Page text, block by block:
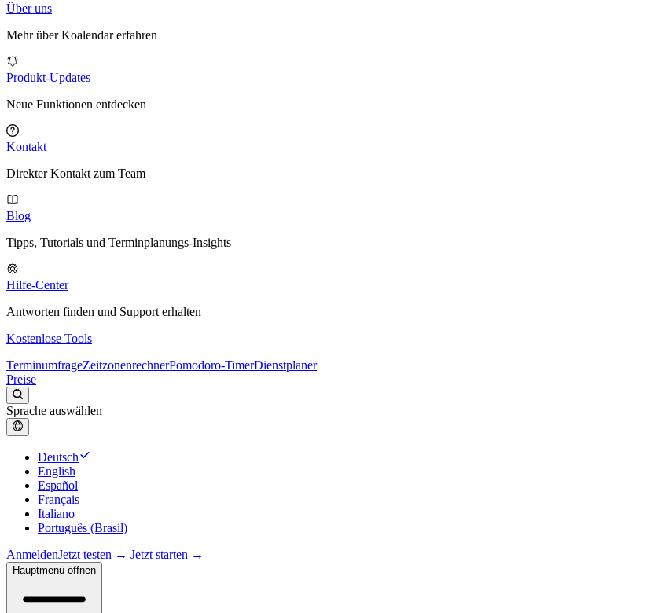
Über uns
Mehr über Koalendar erfahren
Produkt-Updates
Neue Funktionen entdecken
Kontakt
Direkter Kontakt zum Team
Blog
Tipps, Tutorials und Terminplanungs-Insights
Hilfe-Center
Antworten finden und Support erhalten
Kostenlose Tools
TerminumfrageZeitzonenrechnerPomodoro-TimerDienstplaner
Preise
Sprache auswählen
Deutsch
English
Español
Français
Italiano
Português (Brasil)
AnmeldenJetzt testen → Jetzt starten →
Hauptmenü öffnen